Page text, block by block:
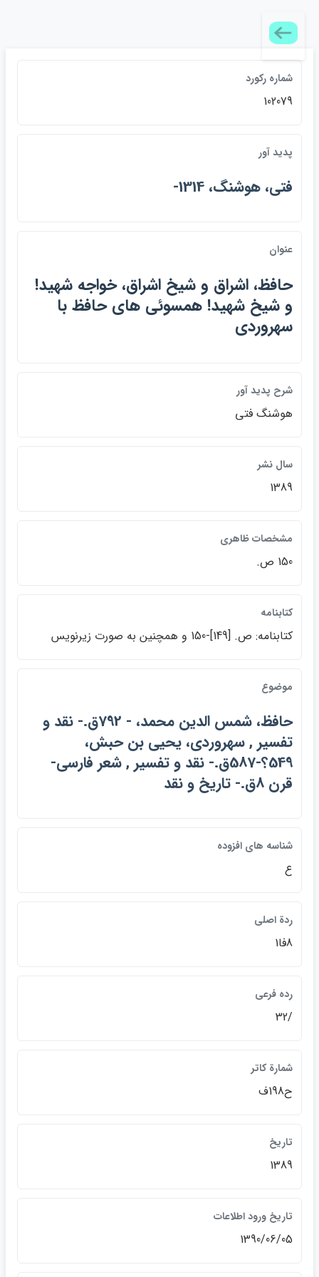
شماره ركورد
102079
پديد آور
فتي، هوشنگ، 1314-
عنوان
حافظ، اشراق و شيخ اشراق، خواجه شهيد!
و شيخ شهيد! همسوئي هاي حافظ با
سهروردي
شرح پديد آور
هوشنگ فتي
سال نشر
1389
مشخصات ظاهري
150 ص.
كتابنامه
كتابنامه: ص. [149]-150 و همچنين به صورت زيرنويس
موضوع
حافظ، شمس الدين محمد، - 792ق.- نقد و
تفسير , سهروردي، يحيي بن حبش،
549؟-587ق.- نقد و تفسير , شعر فارسي-
قرن 8ق.- تاريخ و نقد
شناسه هاي افزوده
ع
ردة اصلي
8فا1
رده فرعي
/32
شمارة كاتر
ح198ف
تاريخ
1389
تاريخ ورود اطلاعات
1390/06/05